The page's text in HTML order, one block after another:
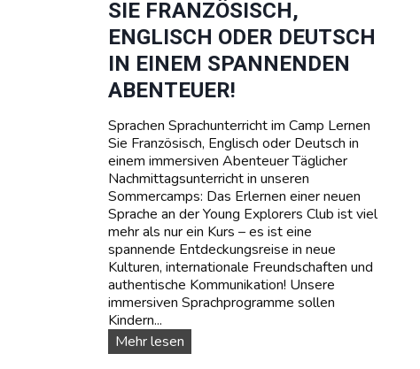
e
r
T
e
r
m
i
n
u
n
d
P
r
e
i
s
e
SIE FRANZÖSISCH,
ENGLISCH ODER DEUTSCH
IN EINEM SPANNENDEN
ABENTEUER!
Sprachen Sprachunterricht im Camp Lernen
Sie Französisch, Englisch oder Deutsch in
einem immersiven Abenteuer Täglicher
Nachmittagsunterricht in unseren
Sommercamps: Das Erlernen einer neuen
Sprache an der Young Explorers Club ist viel
mehr als nur ein Kurs – es ist eine
spannende Entdeckungsreise in neue
Kulturen, internationale Freundschaften und
authentische Kommunikation! Unsere
immersiven Sprachprogramme sollen
Kindern...
Mehr lesenS
p